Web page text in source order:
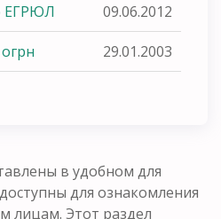
ЕГРЮЛ 09.06.2012
29.01.2003
в удобном для
для ознакомления
лицам. Этот раздел